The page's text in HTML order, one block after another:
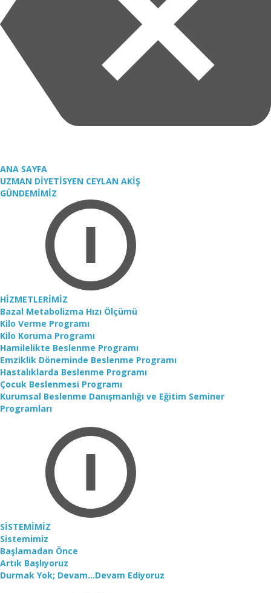
ANA SAYFA
UZMAN DİYETİSYEN CEYLAN AKİŞ
GÜNDEMİMİZ
HİZMETLERİMİZ
Bazal Metabolizma Hızı Ölçümü
Kilo Verme Programı
Kilo Koruma Programı
Hamilelikte Beslenme Programı
Emziklik Döneminde Beslenme Programı
Hastalıklarda Beslenme Programı
Çocuk Beslenmesi Programı
Kurumsal Beslenme Danışmanlığı ve Eğitim Seminer
Programları
SİSTEMİMİZ
Sistemimiz
Başlamadan Önce
Artık Başlıyoruz
Durmak Yok; Devam...Devam Ediyoruz